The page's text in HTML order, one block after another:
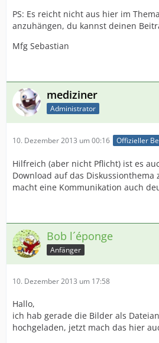
PS: Es reicht nicht aus hier im
anzuhängen, du kannst deinen
Mfg Sebastian
mediziner
Administrator
10. Dezember 2013 um 00:16 Offizieller
Hilfreich (aber nicht Pflicht) ist es
Download auf das Diskussionthema
macht eine Kommunikation auch
Bob l´éponge
Anfänger
10. Dezember 2013 um 17:58
Hallo,
ich hab gerade die Bilder als
hochgeladen, jetzt mach das hier